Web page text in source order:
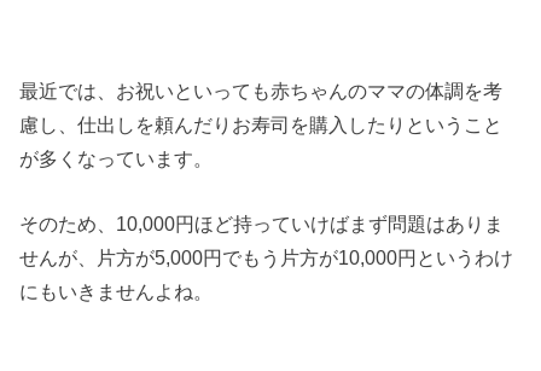
最近では、お祝いといっても赤ちゃんのママの体調を考
慮し、仕出しを頼んだりお寿司を購入したりということ
が多くなっています。
そのため、10,000円ほど持っていけばまず問題はありま
せんが、片方が5,000円でもう片方が10,000円というわけ
にもいきませんよね。